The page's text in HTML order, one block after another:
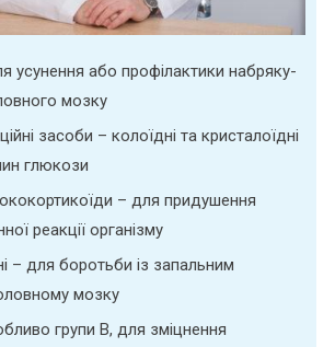
усунення або профілактики набряку-
мозку
засоби – колоїдні та кристалоїдні
глюкози
– для придушення
реакції організму
– для боротьби із запальним
мозку
групи В, для зміцнення